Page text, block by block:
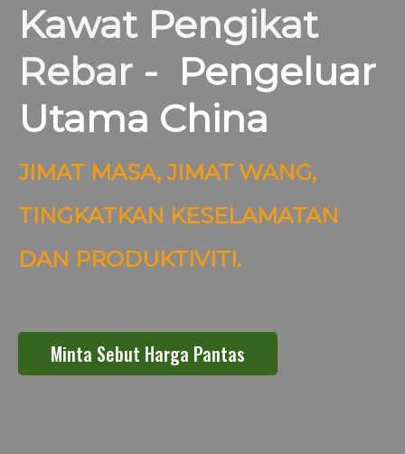
Kawat Pengikat
Rebar - Pengeluar
Utama China
JIMAT MASA, JIMAT WANG,
TINGKATKAN KESELAMATAN
DAN PRODUKTIVITI.
Minta Sebut Harga Pantas